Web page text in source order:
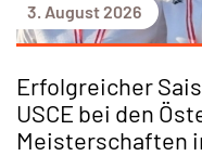
3. August 2026
Erfolgreicher
USCE bei den
Meisterschaften